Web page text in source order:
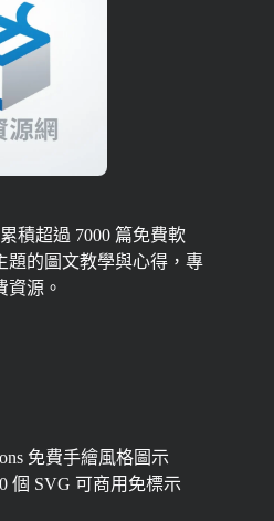
積超過 7000 篇免費軟
題的圖文教學與心得，專
資源。
免費手繪風格圖示
個 SVG 可商用免標示